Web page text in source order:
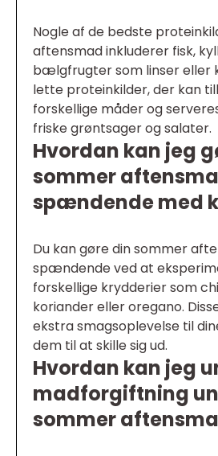
Nogle af de bedste
aftensmad inkluderer fisk,
bælgfrugter som linser eller
lette proteinkilder, der kan
forskellige måder og
friske grøntsager og salater.
Hvordan kan jeg
sommer
spændende med
Du kan gøre din sommer
spændende ved at
forskellige krydderier som
koriander eller oregano.
ekstra smagsoplevelse til
dem til at skille sig ud.
Hvordan kan jeg
madforgiftning
sommer